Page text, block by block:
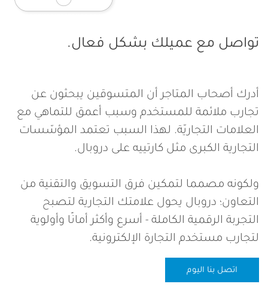
تواصل مع عميلك بشكل فعال.
أدرك أصحاب المتاجر أن المتسوقين يبحثون عن
تجارب ملائمة للمستخدم وسبب أعمق للتماهي مع
العلامات التجاريّة. لهذا السبب تعتمد المؤسّسات
التجارية الكبرى مثل كارتييه على دروبال.
ولكونه مصمما لتمكين فرق التسويق والتقنية من
التعاون؛ دروبال يحول علامتك التجارية لتصبح
التجربة الرقمية الكاملة - أسرع وأكثر أمانًا وأولوية
لتجارب مستخدم التجارة الإلكترونية.
اتصل بنا اليوم